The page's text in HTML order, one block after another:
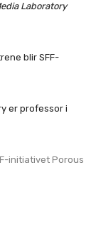
Laboratory
blir SFF-
er professor i
initiativet Porous